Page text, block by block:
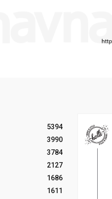
5394
3990
3784
2127
1686
1611